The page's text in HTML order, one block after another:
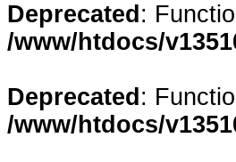
Deprecated :
/www/htdocs/
Deprecated :
/www/htdocs/